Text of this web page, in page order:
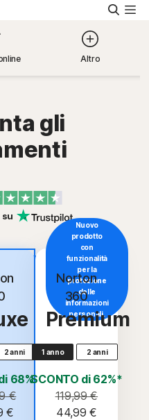
Cerca
Altro
gli
2 anni
68%*
€
€
Nuovo
prodotto
con
funzionalità
per la
protezione
delle
informazioni
personali.
Norton
360
Premium
1 anno 2 anni
SCONTO di 62%*
119,99 €
44,99 €